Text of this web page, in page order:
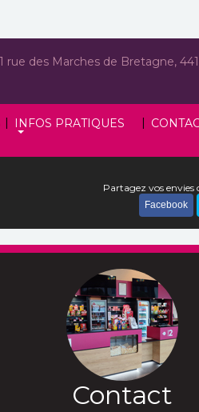
| INFOS PRATIQUES |
1 rue des Marches de Bretagne,
Partagez vos envies
Facebook
Contact